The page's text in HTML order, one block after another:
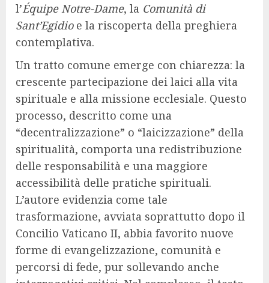
l’Équipe Notre-Dame, la Comunità di
Sant’Egidioe la riscoperta della preghiera
contemplativa.
Un tratto comune emerge con chiarezza: la
crescente partecipazione dei laici alla vita
spirituale e alla missione ecclesiale. Questo
processo, descritto come una
“decentralizzazione” o “laicizzazione” della
spiritualità, comporta una redistribuzione
delle responsabilità e una maggiore
accessibilità delle pratiche spirituali.
L’autore evidenzia come tale
trasformazione, avviata soprattutto dopo il
Concilio Vaticano II, abbia favorito nuove
forme di evangelizzazione, comunità e
percorsi di fede, pur sollevando anche